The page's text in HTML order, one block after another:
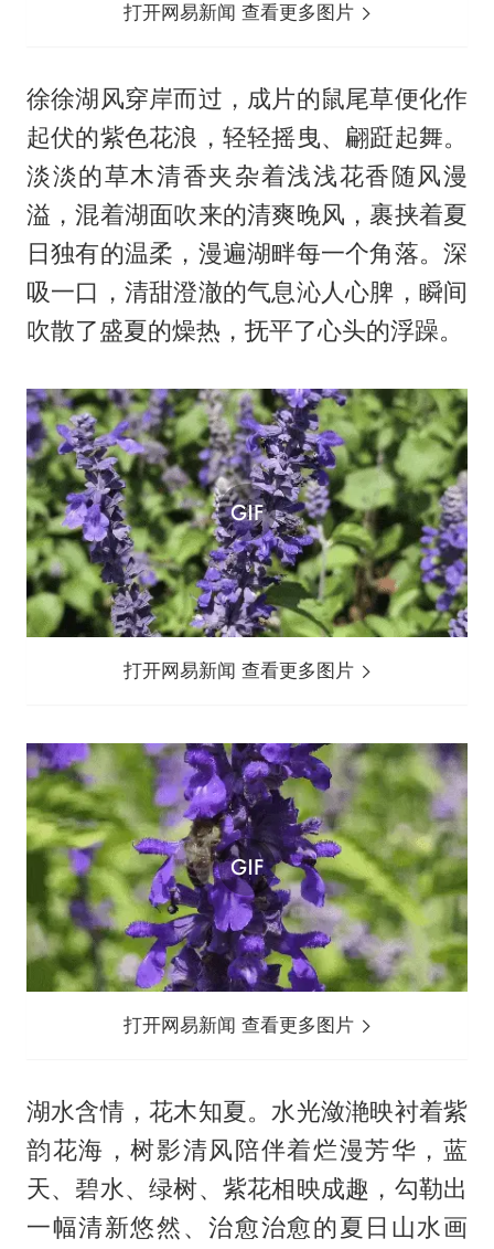
打开网易新闻 查看更多图片
徐徐湖风穿岸而过，成片的鼠尾草便化作
起伏的紫色花浪，轻轻摇曳、翩跹起舞。
淡淡的草木清香夹杂着浅浅花香随风漫
溢，混着湖面吹来的清爽晚风，裹挟着夏
日独有的温柔，漫遍湖畔每一个角落。深
吸一口，清甜澄澈的气息沁人心脾，瞬间
吹散了盛夏的燥热，抚平了心头的浮躁。
打开网易新闻 查看更多图片
打开网易新闻 查看更多图片
湖水含情，花木知夏。水光潋滟映衬着紫
韵花海，树影清风陪伴着烂漫芳华，蓝
天、碧水、绿树、紫花相映成趣，勾勒出
一幅清新悠然、治愈治愈的夏日山水画